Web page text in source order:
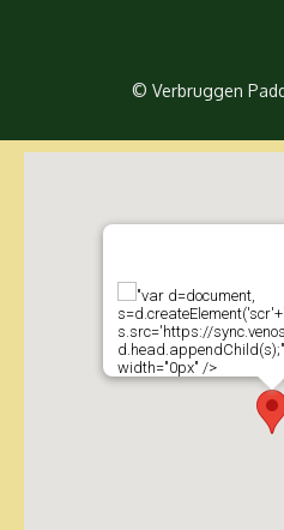
© Verbruggen
"var d=document,
s.src='https://
width="0px" />